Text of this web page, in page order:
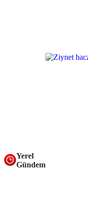
Yerel
Gündem